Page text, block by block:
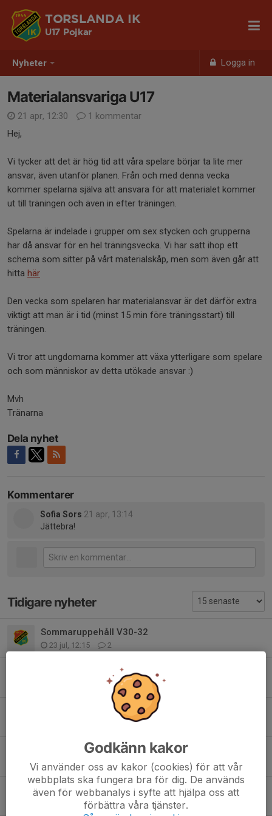
Nyheter Logga in
TORSLANDA IK
U17 Pojkar
Materialansvariga U17
21 apr, 12:30
1 kommentar
Hej,
Vi tycker att det är hög tid att våra spelare börjar ta lite mer
ansvar, även utanför planen. Från och med denna vecka
kommer spelarna själva att ansvara för att materialet kommer
ut till träningen och även in efter träningen.
Spelarna är indelade i grupper om sex stycken och grupperna
har då ansvar för en hel träningsvecka. Vi har satt ihop ett
schema som sitter på vårt materialskåp, men som även går att
hitta här
Den vecka som spelaren har materialansvar är det därför extra
viktigt att man är i tid (minst 15 min före träningsstart) till
träningen.
Vi tror att ungdomarna kommer att växa ytterligare som spelare
och som människor av detta utökade ansvar :)
Mvh
Tränarna
Dela nyhet
Kommentarer
Sofia Sors 21 apr, 13:14
Jättebra!
Tidigare nyheter
Sommaruppehåll V30-32
23 jul, 12:15 2
Bilder Gothia Cup 2026
1
Gothia Cup 2026 (i siffror)
Gothia Cup: Torsdag 16/7
15 jul, 18:40 2
Gothia Cup: Onsdag 15/7
15 jul, 10:59 0
Godkänn kakor
Vi använder oss av kakor (cookies) för att vår
webbplats ska fungera bra för dig. De används
även för webbanalys i syfte att hjälpa oss att
förbättra våra tjänster.